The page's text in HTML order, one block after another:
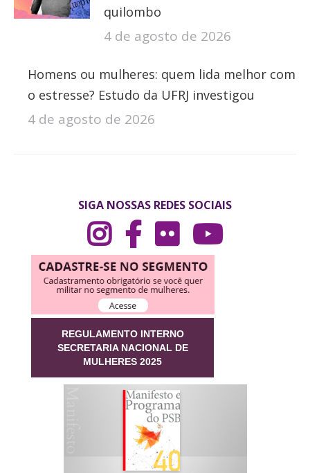
quilombo
4 de agosto de 2026
Homens ou mulheres: quem lida melhor com
o estresse? Estudo da UFRJ investigou
4 de agosto de 2026
SIGA NOSSAS REDES SOCIAIS
REGULAMENTO INTERNO
SECRETARIA NACIONAL DE
MULHERES 2025